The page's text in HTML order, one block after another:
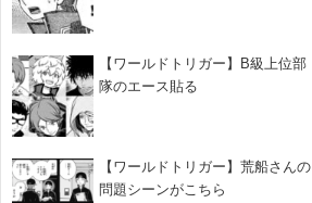
【ワールドトリガー】B級上位部
隊のエース貼る
【ワールドトリガー】荒船さんの
問題シーンがこちら